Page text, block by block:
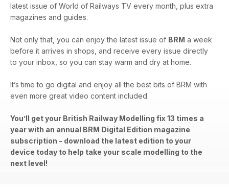
latest issue of World of Railways TV every month, plus extra
magazines and guides.
Not only that, you can enjoy the latest issue of BRM a week
before it arrives in shops, and receive every issue directly
to your inbox, so you can stay warm and dry at home.
It’s time to go digital and enjoy all the best bits of BRM with
even more great video content included.
You’ll get your British Railway Modelling fix 13 times a
year with an annual BRM Digital Edition magazine
subscription - download the latest edition to your
device today to help take your scale modelling to the
next level!